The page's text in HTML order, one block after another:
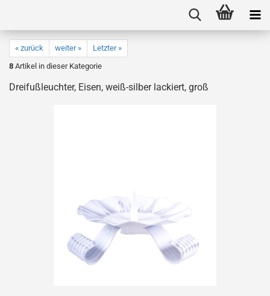
« zurück weiter »
Letzter »
8 Artikel in dieser Kategorie
Dreifußleuchter, Eisen, weiß-silber lackiert, groß